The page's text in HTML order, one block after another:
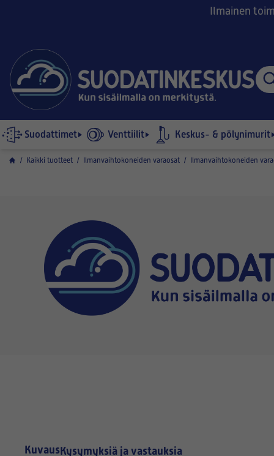
Ilmainen
Suodattimet Venttiilit Keskus- & pölynimurit
/ Kaikki tuotteet / Ilmanvaihtokoneiden varaosat / Ilmanvaihtokoneiden
KuvausKysymyksiä ja vastauksia